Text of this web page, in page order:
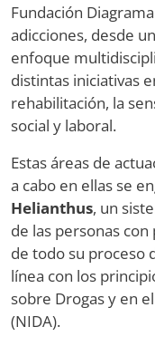
Fundación
adicciones, desde
enfoque
distintas iniciativas
rehabilitación, la
social y laboral.
Estas áreas de
a cabo en ellas se
Helianthus, un
de las personas
de todo su proceso
línea con los
sobre Drogas y en
(NIDA).